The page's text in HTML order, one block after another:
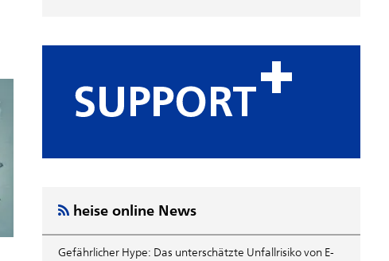
heise online News
Gefährlicher Hype: Das unterschätzte Unfallrisiko von E-